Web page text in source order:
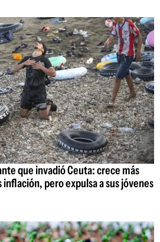
que invadió Ceuta: crece más
inflación, pero expulsa a sus jóvenes